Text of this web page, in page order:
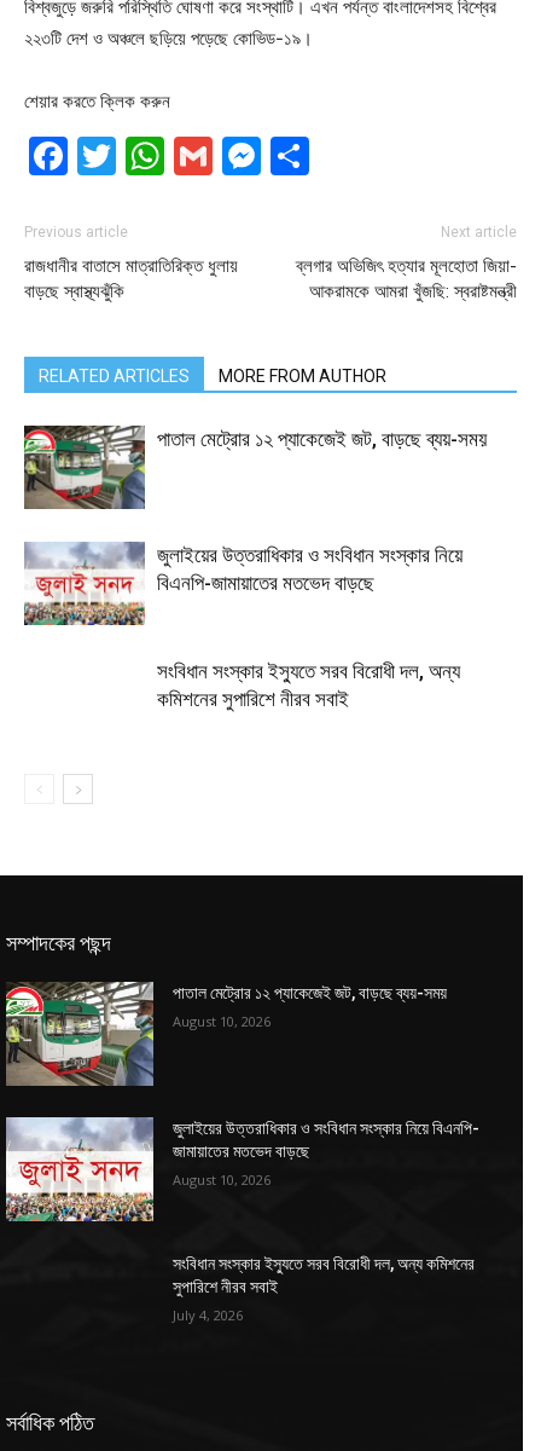
বিশ্বজুড়ে জরুরি পরিস্থিতি ঘোষণা করে সংস্থাটি। এখন পর্যন্ত বাংলাদেশসহ বিশ্বের
২২৩টি দেশ ও অঞ্চলে ছড়িয়ে পড়েছে কোভিড-১৯।
শেয়ার করতে ক্লিক করুন
Facebook
Twitter
WhatsApp
GmailMessenger
Previous article
রাজধানীর বাতাসে মাত্রাতিরিক্ত ধুলায়
বাড়ছে স্বাস্থ্যঝুঁকি
Next article
ব্লগার অভিজিৎ হত্যার মূলহোতা জিয়া-
আকরামকে আমরা খুঁজছি: স্বরাষ্টমন্ত্রী
RELATED ARTICLES MORE FROM AUTHOR
পাতাল মেট্রোর ১২ প্যাকেজেই জট, বাড়ছে ব্যয়-সময়
জুলাইয়ের উত্তরাধিকার ও সংবিধান সংস্কার নিয়ে
বিএনপি-জামায়াতের মতভেদ বাড়ছে
সংবিধান সংস্কার ইস্যুতে সরব বিরোধী দল, অন্য
কমিশনের সুপারিশে নীরব সবাই
সম্পাদকের পছন্দ
পাতাল মেট্রোর ১২ প্যাকেজেই জট, বাড়ছে ব্যয়-সময়
August 10, 2026
জুলাইয়ের উত্তরাধিকার ও সংবিধান সংস্কার নিয়ে বিএনপি-
জামায়াতের মতভেদ বাড়ছে
August 10, 2026
সংবিধান সংস্কার ইস্যুতে সরব বিরোধী দল, অন্য কমিশনের
সুপারিশে নীরব সবাই
July 4, 2026
সর্বাধিক পঠিত